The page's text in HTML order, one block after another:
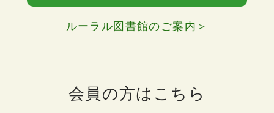
ルーラル図書館のご案内＞
会員の方はこちら